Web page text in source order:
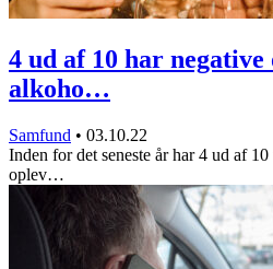
4 ud af 10 har negative
alkoho…
Samfund • 03.10.22
Inden for det seneste år har 4 ud af
oplev…